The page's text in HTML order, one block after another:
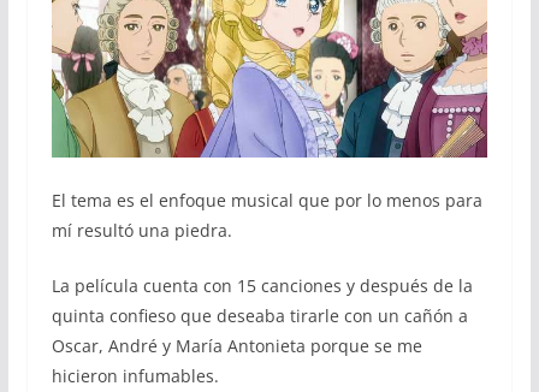
El tema es el enfoque musical que por lo menos para
mí resultó una piedra.
La película cuenta con 15 canciones y después de la
quinta confieso que deseaba tirarle con un cañón a
Oscar, André y María Antonieta porque se me
hicieron infumables.